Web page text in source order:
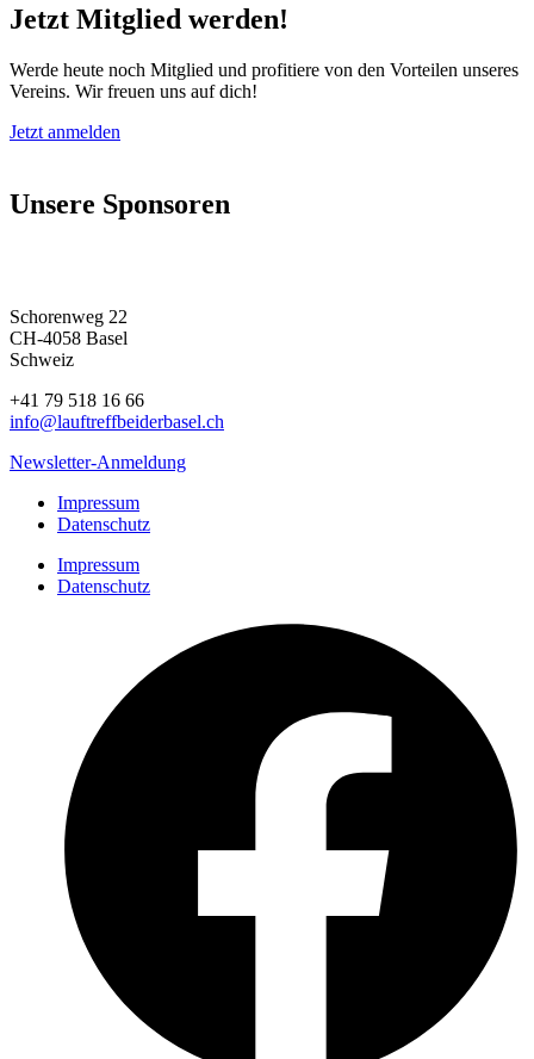
Jetzt Mitglied werden!
Werde heute noch Mitglied und profitiere von den Vorteilen unseres
Vereins. Wir freuen uns auf dich!
Jetzt anmelden
Unsere Sponsoren
Schorenweg 22
CH-4058 Basel
Schweiz
+41 79 518 16 66
info@lauftreffbeiderbasel.ch
Newsletter-Anmeldung
Impressum
Datenschutz
Impressum
Datenschutz